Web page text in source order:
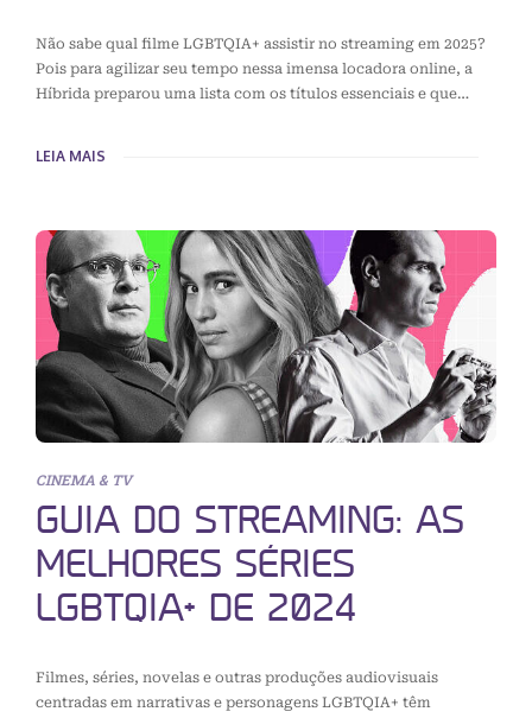
Não sabe qual filme LGBTQIA+ assistir no streaming em 2025?
Pois para agilizar seu tempo nessa imensa locadora online, a
Híbrida preparou uma lista com os títulos essenciais e que…
LEIA MAIS
CINEMA & TV
GUIA DO STREAMING: AS
MELHORES SÉRIES
LGBTQIA+ DE 2024
Filmes, séries, novelas e outras produções audiovisuais
centradas em narrativas e personagens LGBTQIA+ têm